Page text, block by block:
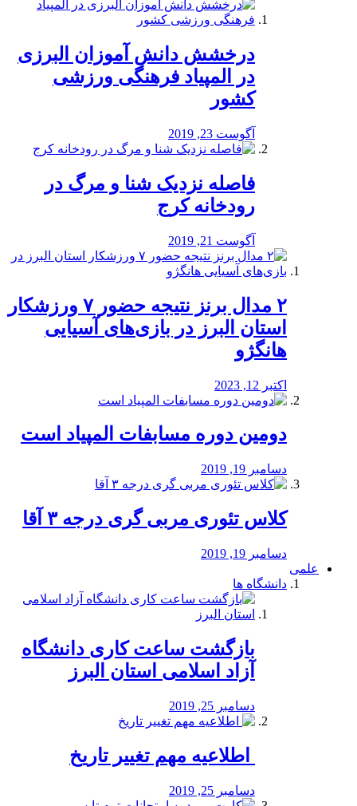
درخشش دانش آموزان البرزی
در المپیاد فرهنگی ورزشی
کشور
آگوست 23, 2019
️فاصله نزدیک شنا و مرگ در
رودخانه کرج
آگوست 21, 2019
۲ مدال برنز نتیجه حضور ۷ ورزشکار
استان البرز در بازی‌های آسیایی
هانگژو
اکتبر 12, 2023
دومین دوره مسابفات المپیاد است
دسامبر 19, 2019
کلاس تئوری مربی گری درجه ۳ آقا
دسامبر 19, 2019
علمی
دانشگاه ها
بازگشت ساعت کاری دانشگاه
آزاد اسلامی استان البرز
دسامبر 25, 2019
️ اطلاعیه مهم تغییر تاریخ
دسامبر 25, 2019